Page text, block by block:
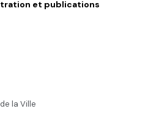
et publications
la Ville